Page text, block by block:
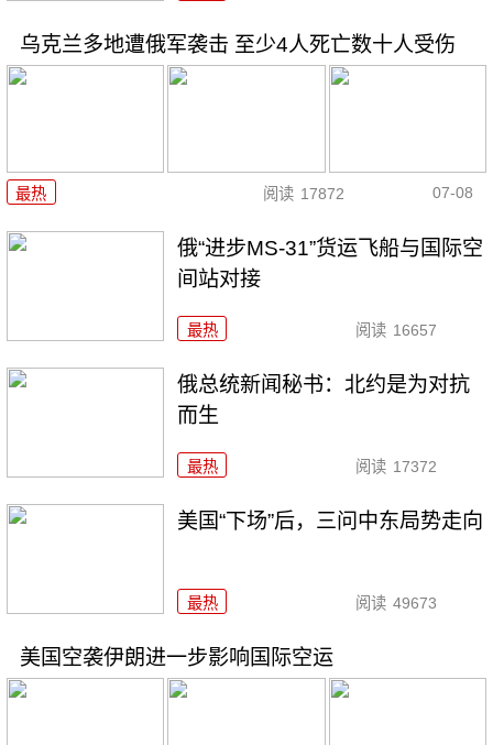
乌克兰多地遭俄军袭击 至少4人死亡数十人受伤
最热 阅读 17872 07-08
俄“进步MS-31”货运飞船与国际空
间站对接
最热 阅读 16657
俄总统新闻秘书：北约是为对抗
而生
最热 阅读 17372
美国“下场”后，三问中东局势走向
最热 阅读 49673
美国空袭伊朗进一步影响国际空运